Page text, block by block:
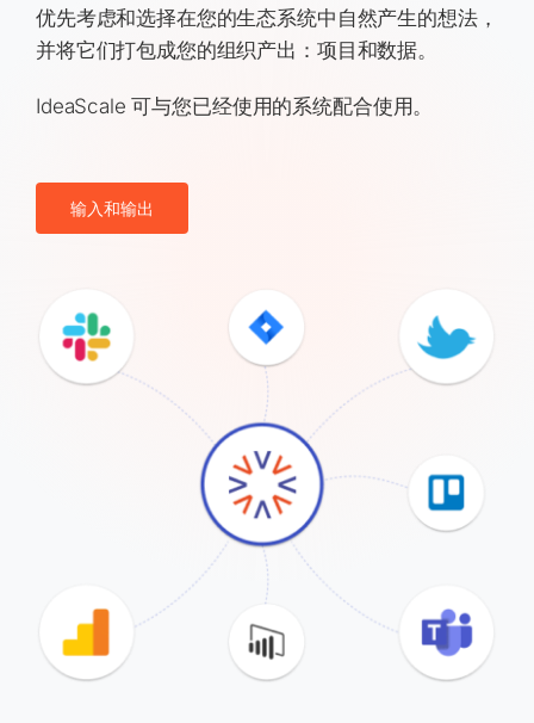
优先考虑和选择在您的生态系统中自然产生的想法，
并将它们打包成您的组织产出：项目和数据。
IdeaScale 可与您已经使用的系统配合使用。
输入和输出